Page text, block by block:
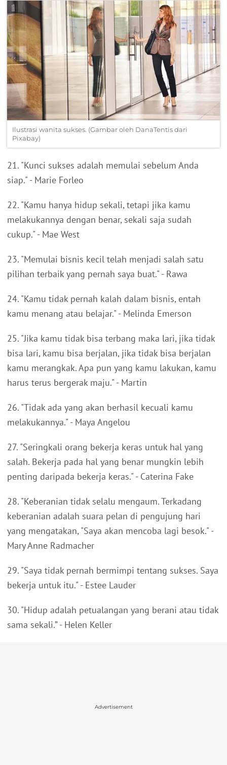
Ilustrasi wanita sukses. (Gambar oleh DanaTentis dari
Pixabay)
21. "Kunci sukses adalah memulai sebelum Anda
siap." - Marie Forleo
22. "Kamu hanya hidup sekali, tetapi jika kamu
melakukannya dengan benar, sekali saja sudah
cukup." - Mae West
23. "Memulai bisnis kecil telah menjadi salah satu
pilihan terbaik yang pernah saya buat." - Rawa
24. "Kamu tidak pernah kalah dalam bisnis, entah
kamu menang atau belajar." - Melinda Emerson
25. "Jika kamu tidak bisa terbang maka lari, jika tidak
bisa lari, kamu bisa berjalan, jika tidak bisa berjalan
kamu merangkak. Apa pun yang kamu lakukan, kamu
harus terus bergerak maju." - Martin
26. "Tidak ada yang akan berhasil kecuali kamu
melakukannya." - Maya Angelou
27. "Seringkali orang bekerja keras untuk hal yang
salah. Bekerja pada hal yang benar mungkin lebih
penting daripada bekerja keras." - Caterina Fake
28. "Keberanian tidak selalu mengaum. Terkadang
keberanian adalah suara pelan di pengujung hari
yang mengatakan, "Saya akan mencoba lagi besok." -
Mary Anne Radmacher
29. "Saya tidak pernah bermimpi tentang sukses. Saya
bekerja untuk itu." - Estee Lauder
30. "Hidup adalah petualangan yang berani atau tidak
sama sekali.” - Helen Keller
Advertisement